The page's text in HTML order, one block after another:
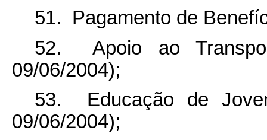
51. Pagamento de
52. Apoio ao
09/06/2004);
53. Educação de
09/06/2004);